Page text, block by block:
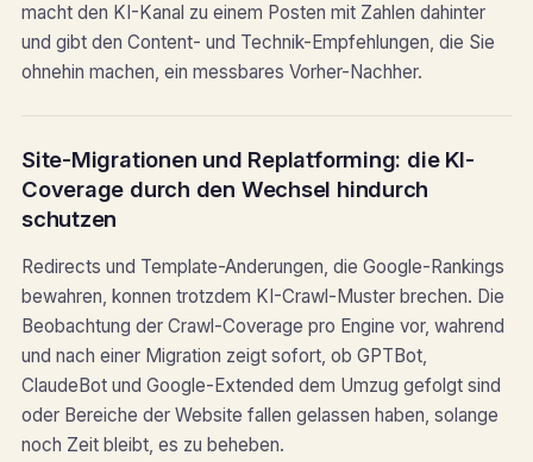
macht den KI-Kanal zu einem Posten mit Zahlen dahinter
und gibt den Content- und Technik-Empfehlungen, die Sie
ohnehin machen, ein messbares Vorher-Nachher.
Site-Migrationen und Replatforming: die KI-
Coverage durch den Wechsel hindurch
schutzen
Redirects und Template-Anderungen, die Google-Rankings
bewahren, konnen trotzdem KI-Crawl-Muster brechen. Die
Beobachtung der Crawl-Coverage pro Engine vor, wahrend
und nach einer Migration zeigt sofort, ob GPTBot,
ClaudeBot und Google-Extended dem Umzug gefolgt sind
oder Bereiche der Website fallen gelassen haben, solange
noch Zeit bleibt, es zu beheben.